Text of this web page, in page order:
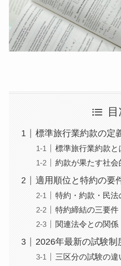
標準旅行業約款の定
標準旅行業約款と
約款が果たす社会
適用順位と特約の要
特約・約款・民法
特約締結の三要件
関連法令との関係
2026年最新の試験制
三区分の試験の違